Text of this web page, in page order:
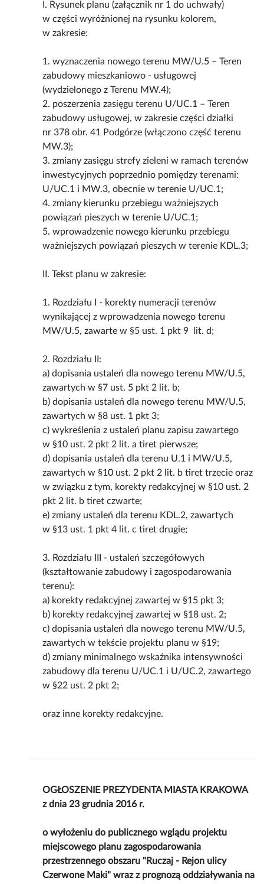
I. Rysunek planu (załącznik nr 1 do uchwały)
w części wyróżnionej na rysunku kolorem,
w zakresie:
1. wyznaczenia nowego terenu MW/U.5 – Teren
zabudowy mieszkaniowo - usługowej
(wydzielonego z Terenu MW.4);
2. poszerzenia zasięgu terenu U/UC.1 – Teren
zabudowy usługowej, w zakresie części działki
nr 378 obr. 41 Podgórze (włączono część terenu
MW.3);
3. zmiany zasięgu strefy zieleni w ramach terenów
inwestycyjnych poprzednio pomiędzy terenami:
U/UC.1 i MW.3, obecnie w terenie U/UC.1;
4. zmiany kierunku przebiegu ważniejszych
powiązań pieszych w terenie U/UC.1;
5. wprowadzenie nowego kierunku przebiegu
ważniejszych powiązań pieszych w terenie KDL.3;
II. Tekst planu w zakresie:
1. Rozdziału I - korekty numeracji terenów
wynikającej z wprowadzenia nowego terenu
MW/U.5, zawarte w §5 ust. 1 pkt 9 lit. d;
2. Rozdziału II:
a) dopisania ustaleń dla nowego terenu MW/U.5,
zawartych w §7 ust. 5 pkt 2 lit. b;
b) dopisania ustaleń dla nowego terenu MW/U.5,
zawartych w §8 ust. 1 pkt 3;
c) wykreślenia z ustaleń planu zapisu zawartego
w §10 ust. 2 pkt 2 lit. a tiret pierwsze;
d) dopisania ustaleń dla terenu U.1 i MW/U.5,
zawartych w §10 ust. 2 pkt 2 lit. b tiret trzecie oraz
w związku z tym, korekty redakcyjnej w §10 ust. 2
pkt 2 lit. b tiret czwarte;
e) zmiany ustaleń dla terenu KDL.2, zawartych
w §13 ust. 1 pkt 4 lit. c tiret drugie;
3. Rozdziału III - ustaleń szczegółowych
(kształtowanie zabudowy i zagospodarowania
terenu):
a) korekty redakcyjnej zawartej w §15 pkt 3;
b) korekty redakcyjnej zawartej w §18 ust. 2;
c) dopisania ustaleń dla nowego terenu MW/U.5,
zawartych w tekście projektu planu w §19;
d) zmiany minimalnego wskaźnika intensywności
zabudowy dla terenu U/UC.1 i U/UC.2, zawartego
w §22 ust. 2 pkt 2;
oraz inne korekty redakcyjne.
OGŁOSZENIE PREZYDENTA MIASTA KRAKOWA
z dnia 23 grudnia 2016 r.
o wyłożeniu do publicznego wglądu projektu
miejscowego planu zagospodarowania
przestrzennego obszaru "Ruczaj - Rejon ulicy
Czerwone Maki" wraz z prognozą oddziaływania na